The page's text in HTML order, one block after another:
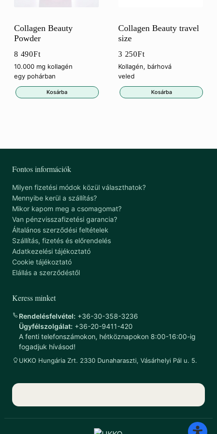
Collagen Beauty
Powder
8 490Ft
10.000 mg kollagén
egy pohárban
Kosárba
Collagen Beauty travel
size
3 250Ft
Kollagén, bárhová
veled
Kosárba
Fontos információk
Milyen fizetési módok közül választhatok?
Mennyibe kerül a szállítás?
Mikor kapom meg a csomagomat?
Van pénzvisszafizetési garancia?
Általános szerződési feltételek
Szállítás, fizetés és előrendelés
Adatkezelési tájékoztató
Cookie tájékoztató
Elállás a szerződéstől
Keress minket
Rendelésfelvétel: +36-30-358-3236
Ügyfélszolgálat: +36-20-9411-420
A fenti telefonszámokon, hétköznapokon 8:00-16:00-ig
fogadjuk hívásod!
UKKO Hungária Zrt. 2330 Dunaharaszti, Vásárhelyi Pál u. 5.